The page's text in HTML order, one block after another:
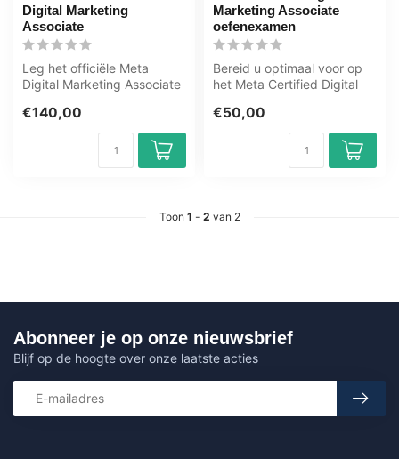
Digital Marketing
Associate
Leg het officiële Meta
Digital Marketing Associate
Cer...
€140,00
Marketing Associate
oefenexamen
Bereid u optimaal voor op
het Meta Certified Digital
examen ...
€50,00
Toon 1 - 2 van 2
Abonneer je op onze nieuwsbrief
Blijf op de hoogte over onze laatste acties